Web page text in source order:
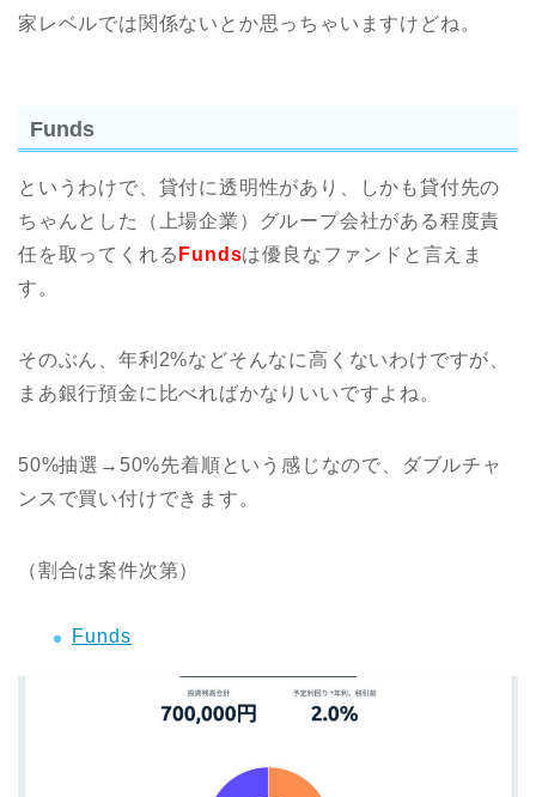
家レベルでは関係ないとか思っちゃいますけどね。
Funds
というわけで、貸付に透明性があり、しかも貸付先の
ちゃんとした（上場企業）グループ会社がある程度責
任を取ってくれる Fundsは優良なファンドと言えま
す。
そのぶん、年利2%などそんなに高くないわけですが、
まあ銀行預金に比べればかなりいいですよね。
50%抽選→50%先着順という感じなので、ダブルチャ
ンスで買い付けできます。
（割合は案件次第）
Funds